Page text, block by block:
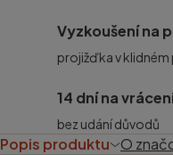
Vyzkoušení na
projižďka v
14 dní na
bez udání důvodů
Popis produktu O